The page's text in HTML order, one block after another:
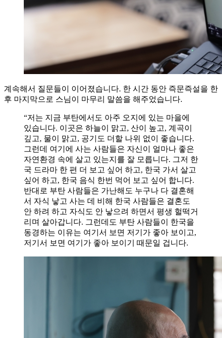
계속해서 질문들이 이어졌습니다. 한 시간 동안 즉문즉설을 한
후 마지막으로 스님이 마무리 말씀을 해주었습니다.
“저는 지금 부탄에서도 아주 오지에 있는 마을에
있습니다. 이곳은 하늘이 맑고, 산이 높고, 계곡이
깊고, 물이 맑고, 공기도 더할 나위 없이 좋습니다.
그런데 여기에 사는 사람들은 자신이 얼마나 좋은
자연환경 속에 살고 있는지를 잘 모릅니다. 그저 한
국 드라마 한 편 더 보고 싶어 하고, 한국 가서 살고
싶어 하고, 한국 음식 한번 먹어 보고 싶어 합니다.
반대로 부탄 사람들은 가난해도 누구나 다 결혼해
서 자식 낳고 사는 데 비해 한국 사람들은 결혼도
안 하려 하고 자식도 안 낳으려 하면서 평생 헐떡거
리며 살아갑니다. 그런데도 부탄 사람들이 한국을
동경하는 이유는 여기서 보면 저기가 좋아 보이고,
저기서 보면 여기가 좋아 보이기 때문일 겁니다.